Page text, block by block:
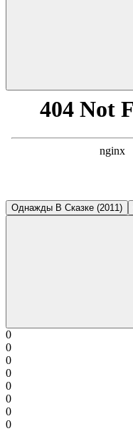
Однажды В Сказке (2011)
0
0
0
0
0
0
0
0